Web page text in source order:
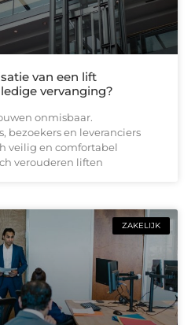
van een lift
vervanging?
onmisbaar.
bezoekers en leveranciers
veilig en comfortabel
verouderen liften
ZAKELIJK